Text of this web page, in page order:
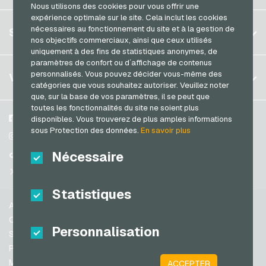
Nous utilisons des cookies pour vous offrir une
expérience optimale sur le site. Cela inclut les cookies
nécessaires au fonctionnement du site et à la gestion de
nos objectifs commerciaux, ainsi que ceux utilisés
uniquement à des fins de statistiques anonymes, de
paramètres de confort ou d´affichage de contenus
personnalisés. Vous pouvez décider vous-même des
catégories que vous souhaitez autoriser. Veuillez noter
que, sur la base de vos paramètres, il se peut que
toutes les fonctionnalités du site ne soient plus
disponibles. Vous trouverez de plus amples informations
sous Protection des données.En savoir plus
Nécessaire
Statistiques
Personnalisation
ACCEPTER
Allemagne (DE)
Allemagne (EN)
France
Italie
Pays-bas
Autriche
Portugal
Suisse (DE)
Suisse (IT)
États-unis (EN)
S´inscrire
S´inscrire
Mon panier
SERVICE
FAQ
Méthodes de paiement
Conditions generales&Droit de retour
Protection des données
VGO-SHOP
A propos de nous
Partenaires
Facebook
Instagram
TikTok
Aide
Conditions generales
Sécurité & vérification
Protection des données
Mentions légales